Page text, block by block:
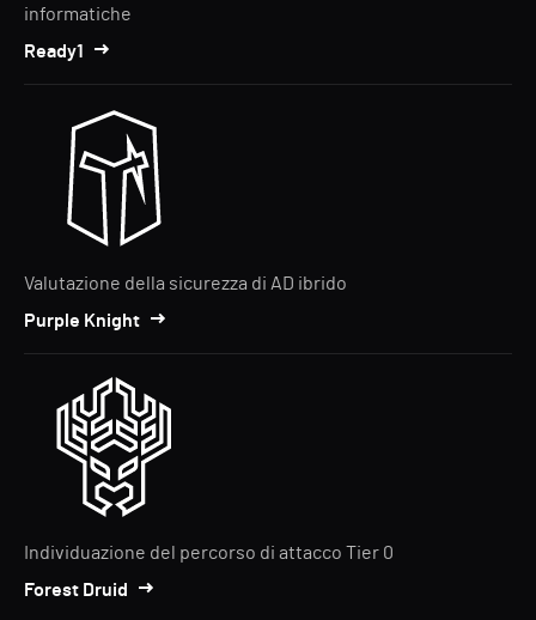
informatiche
Ready1
Valutazione della sicurezza di AD ibrido
Purple Knight
Individuazione del percorso di attacco Tier 0
Forest Druid